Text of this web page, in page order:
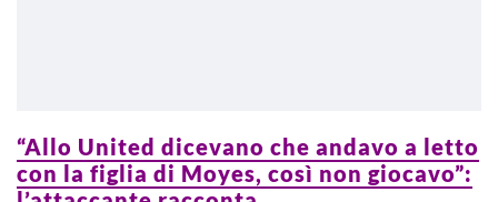
“Allo United dicevano che andavo a letto
con la figlia di Moyes, così non giocavo”: